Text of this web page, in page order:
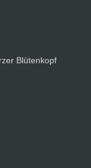
Blütenkopf